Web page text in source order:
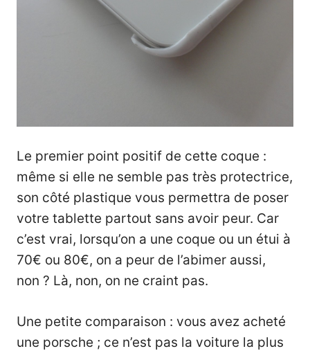
Le premier point positif de cette coque :
même si elle ne semble pas très protectrice,
son côté plastique vous permettra de poser
votre tablette partout sans avoir peur. Car
c’est vrai, lorsqu’on a une coque ou un étui à
70€ ou 80€, on a peur de l’abimer aussi,
non ? Là, non, on ne craint pas.
Une petite comparaison : vous avez acheté
une porsche ; ce n’est pas la voiture la plus